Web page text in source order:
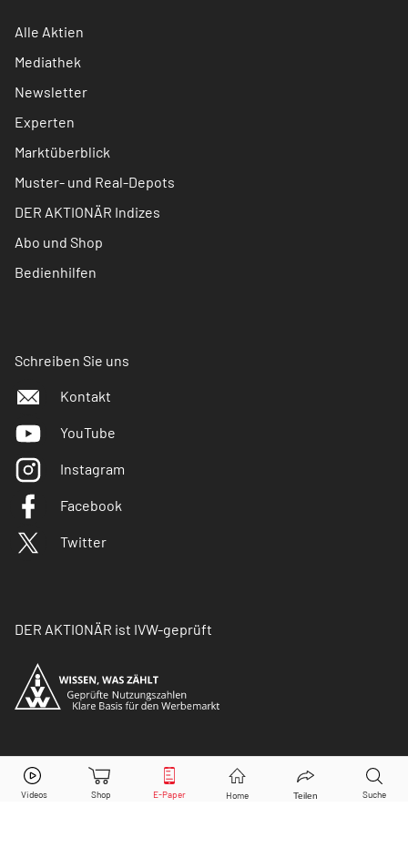
Alle Aktien
Mediathek
Newsletter
Experten
Marktüberblick
Muster- und Real-Depots
DER AKTIONÄR Indizes
Abo und Shop
Bedienhilfen
Schreiben Sie uns
Kontakt
YouTube
Instagram
Facebook
Twitter
DER AKTIONÄR ist IVW-geprüft
© Copyright 2026 Börsenmedien AG. Alle Rechte